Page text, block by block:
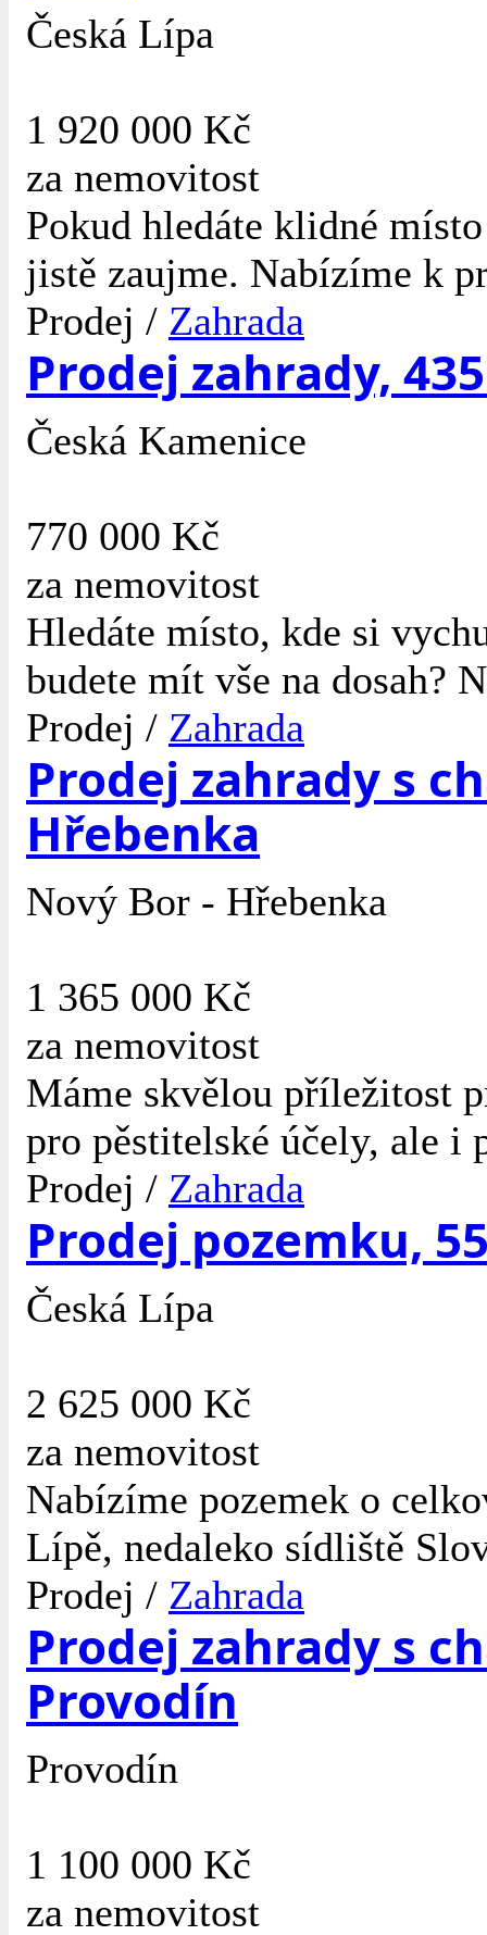
Česká Lípa
1 920 000 Kč
za nemovitost
Pokud hledáte klidné
jistě zaujme. Nabízíme k
Prodej / Zahrada
Prodej zahrady,
Česká Kamenice
770 000 Kč
za nemovitost
Hledáte místo, kde si
budete mít vše na dosah?
Prodej / Zahrada
Prodej zahrady s
Hřebenka
Nový Bor - Hřebenka
1 365 000 Kč
za nemovitost
Máme skvělou příležitost
pro pěstitelské účely, ale i
Prodej / Zahrada
Prodej pozemku,
Česká Lípa
2 625 000 Kč
za nemovitost
Nabízíme pozemek o
Lípě, nedaleko sídliště
Prodej / Zahrada
Prodej zahrady s
Provodín
Provodín
1 100 000 Kč
za nemovitost